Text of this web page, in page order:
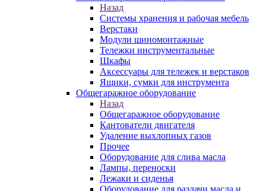
Назад
Системы хранения и рабочая мебель
Верстаки
Модули шиномонтажные
Тележки инструментальные
Шкафы
Аксессуары для тележек и верстаков
Ящики, сумки для инструмента
Общегаражное оборудование
Назад
Общегаражное оборудование
Кантователи двигателя
Удаление выхлопных газов
Прочее
Оборудование для слива масла
Лампы, переноски
Лежаки и сиденья
Оборудование для раздачи масла и